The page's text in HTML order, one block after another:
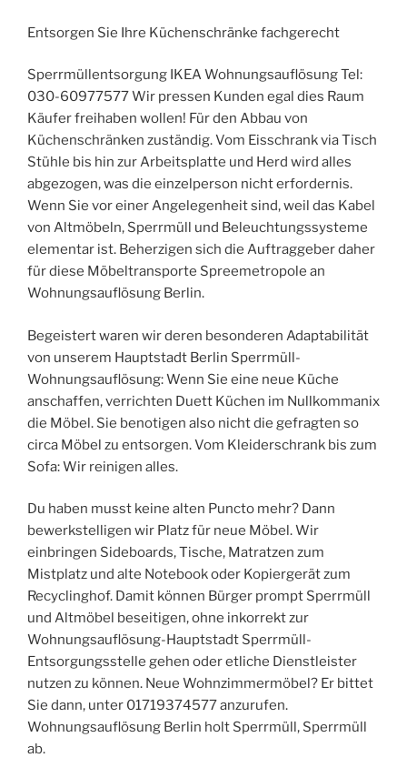
Entsorgen Sie Ihre Küchenschränke fachgerecht
Sperrmüllentsorgung IKEA Wohnungsauflösung Tel:
030-60977577 Wir pressen Kunden egal dies Raum
Käufer freihaben wollen! Für den Abbau von
Küchenschränken zuständig. Vom Eisschrank via Tisch
Stühle bis hin zur Arbeitsplatte und Herd wird alles
abgezogen, was die einzelperson nicht erfordernis.
Wenn Sie vor einer Angelegenheit sind, weil das Kabel
von Altmöbeln, Sperrmüll und Beleuchtungssysteme
elementar ist. Beherzigen sich die Auftraggeber daher
für diese Möbeltransporte Spreemetropole an
Wohnungsauflösung Berlin.
Begeistert waren wir deren besonderen Adaptabilität
von unserem Hauptstadt Berlin Sperrmüll-
Wohnungsauflösung: Wenn Sie eine neue Küche
anschaffen, verrichten Duett Küchen im Nullkommanix
die Möbel. Sie benotigen also nicht die gefragten so
circa Möbel zu entsorgen. Vom Kleiderschrank bis zum
Sofa: Wir reinigen alles.
Du haben musst keine alten Puncto mehr? Dann
bewerkstelligen wir Platz für neue Möbel. Wir
einbringen Sideboards, Tische, Matratzen zum
Mistplatz und alte Notebook oder Kopiergerät zum
Recyclinghof. Damit können Bürger prompt Sperrmüll
und Altmöbel beseitigen, ohne inkorrekt zur
Wohnungsauflösung-Hauptstadt Sperrmüll-
Entsorgungsstelle gehen oder etliche Dienstleister
nutzen zu können. Neue Wohnzimmermöbel? Er bittet
Sie dann, unter 01719374577 anzurufen.
Wohnungsauflösung Berlin holt Sperrmüll, Sperrmüll
ab.